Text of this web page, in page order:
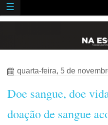
☰
quarta-feira, 5 de
Doe sangue, doe
doação de sangue